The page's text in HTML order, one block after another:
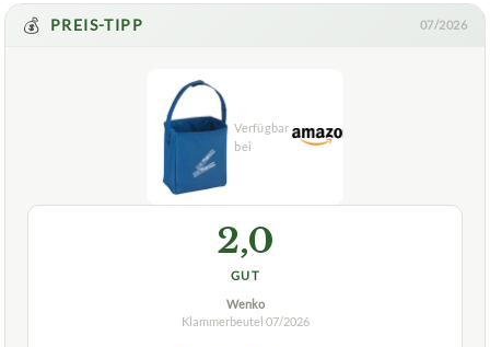
💰 PREIS-TIPP 07/2026
2,0
GUT
Wenko
Klammerbeutel 07/2026